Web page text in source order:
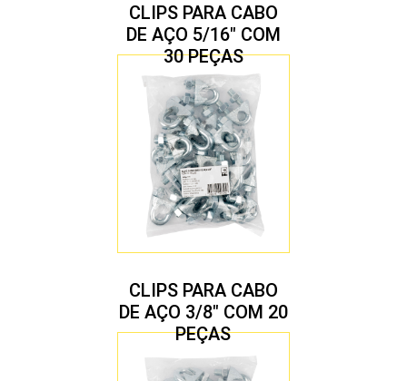
CLIPS PARA CABO
DE AÇO 5/16″ COM
30 PEÇAS
CLIPS PARA CABO
DE AÇO 3/8″ COM 20
PEÇAS